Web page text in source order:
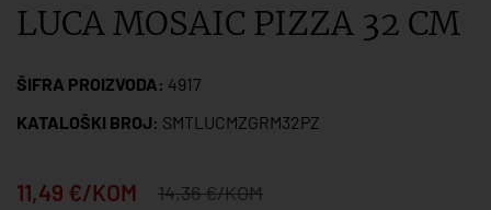
LUCA MOSAIC PIZZA 32 CM
ŠIFRA PROIZVODA: 4917
KATALOŠKI BROJ: SMTLUCMZGRM32PZ
11,49 €/KOM 14,36 €/KOM